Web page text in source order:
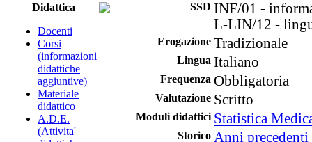
Didattica
Docenti
Corsi
(informazioni
didattiche
aggiuntive)
Materiale
didattico
A.D.E.
(Attivita'
SSD INF/01 -
L-LIN/12 -
Erogazione Tradizionale
Lingua Italiano
Frequenza Obbligatoria
Valutazione Scritto
Moduli didattici Statistica
Storico Anni precedenti